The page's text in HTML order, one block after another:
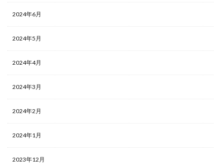
2024年6月
2024年5月
2024年4月
2024年3月
2024年2月
2024年1月
2023年12月